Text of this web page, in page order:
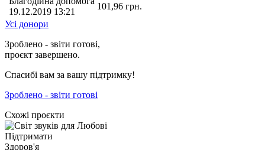
19.12.2019 13:21
101,96 грн.
Усі донори
Зроблено - звіти готові,
проєкт завершено.
Спасибі вам за вашу підтримку!
Зроблено - звіти готові
Схожі проєкти
Підтримати
Здоров'я